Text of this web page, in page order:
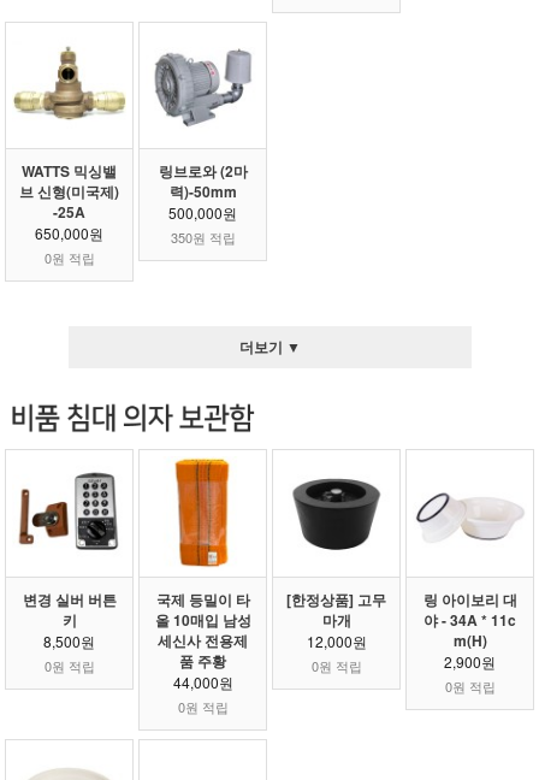
WATTS 믹싱밸
브 신형(미국제)
-25A
650,000원
0원 적립
링브로와 (2마
력)-50mm
500,000원
350원 적립
더보기 ▼
변경 실버 버튼
키
8,500원
0원 적립
국제 등밀이 타
올 10매입 남성
세신사 전용제
품 주황
44,000원
0원 적립
[한정상품] 고무
마개
12,000원
0원 적립
링 아이보리 대
야 - 34A * 11c
m(H)
2,900원
0원 적립